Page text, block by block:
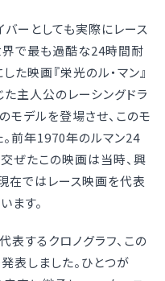
バーとしても実際にレース
界で最も過酷な24時間耐
た映画『栄光のル・マン』
た主人公のレーシングドラ
モデルを登場させ、このモ
前年1970年のルマン24
ぜたこの映画は当時、興
在ではレース映画を代表
ます。
表するクロノグラフ、この
表しました。ひとつが